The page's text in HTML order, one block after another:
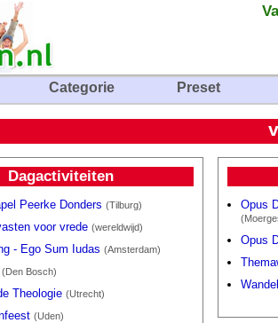
Categorie Preset
Dagactiviteiten
Peerke Donders (Tilburg)
voor vrede (wereldwijd)
- Ego Sum Iudas (Amsterdam)
(Den Bosch)
Theologie (Utrecht)
(Uden)
Opus
Opus